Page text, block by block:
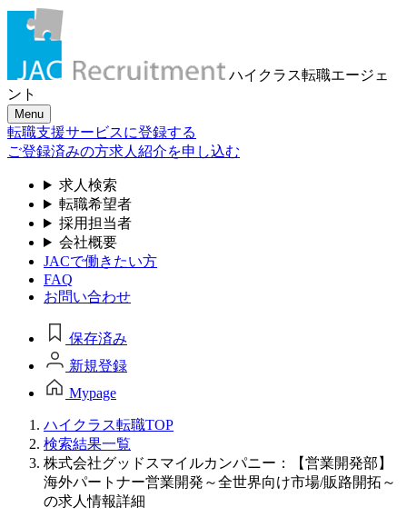
ハイクラス転職エージェ
ント
Menu
転職支援サービスに登録する
ご登録済みの方求人紹介を申し込む
求人検索
転職希望者
採用担当者
会社概要
JACで働きたい方
FAQ
お問い合わせ
保存済み
新規登録
Mypage
ハイクラス転職TOP
検索結果一覧
株式会社グッドスマイルカンパニー：【営業開発部】
海外パートナー営業開発～全世界向け市場/販路開拓～
の求人情報詳細